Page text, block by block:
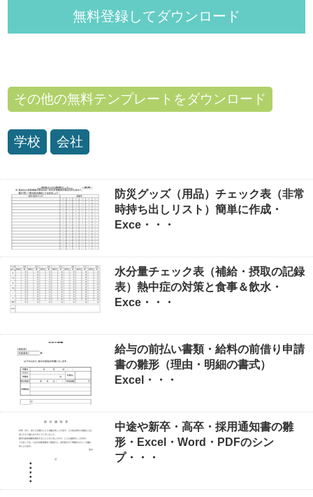
無料登録してダウンロード
その他の無料テンプレートをダウンロード
学校 会社
防災グッズ（用品）チェック表（非常
時持ち出しリスト）簡単に作成・
Exce・・・
水分量チェック表（補給・摂取の記録
表）熱中症の対策と食事＆飲水・
Exce・・・
給与の前払い書類・給料の前借り申請
書の雛形（理由・明細の書式）
Excel・・・
中途や新卒・高卒・採用通知書の雛
形・Excel・Word・PDFのシン
プ・・・